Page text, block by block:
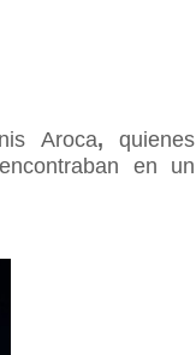
Aroca, quienes
en un